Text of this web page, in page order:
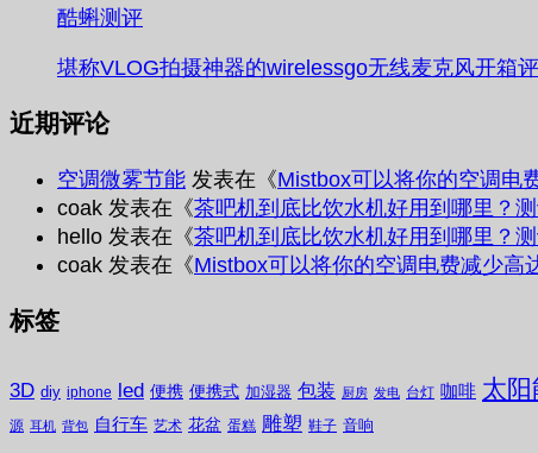
酷蝌测评
堪称VLOG拍摄神器的wirelessgo无线麦克风开箱
近期评论
空调微雾节能 发表在《Mistbox可以将你的空调电
coak 发表在《茶吧机到底比饮水机好用到哪里？
hello 发表在《茶吧机到底比饮水机好用到哪里？
coak 发表在《Mistbox可以将你的空调电费减少高
标签
3D diy iphone led 便携 便携式 加湿器 包装 厨房 发电 台灯 咖啡 太阳
源 耳机 背包 自行车 艺术 花盆 蛋糕 雕塑 鞋子 音响